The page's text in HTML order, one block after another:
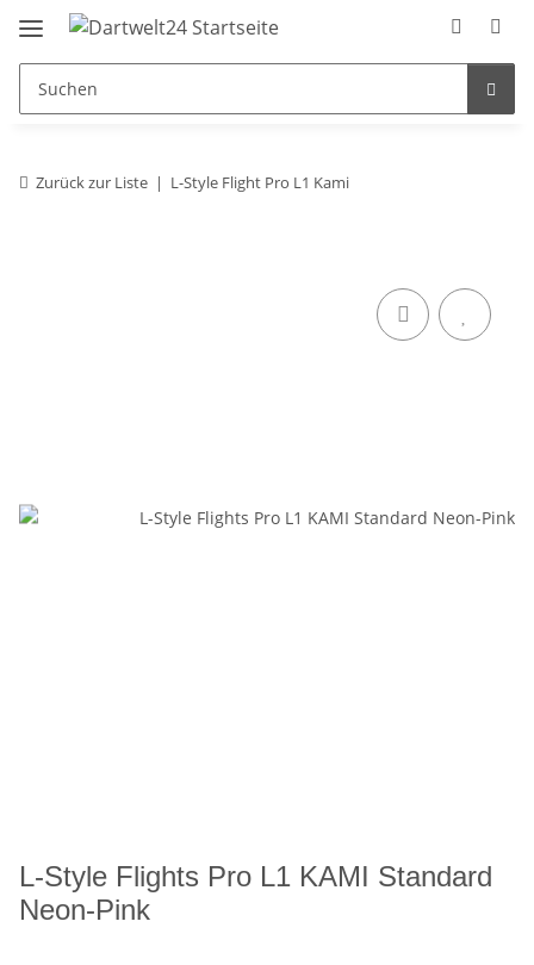
Zurück zur Liste L-Style Flight Pro L1 Kami
L-Style Flights Pro L1 KAMI Standard
Neon-Pink